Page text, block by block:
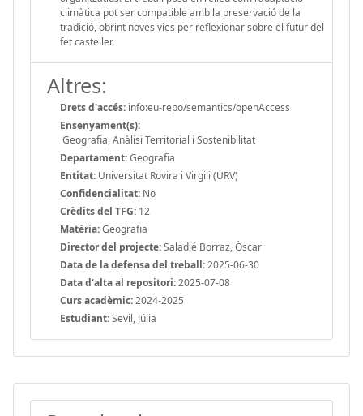
climàtica pot ser compatible amb la preservació de la
tradició, obrint noves vies per reflexionar sobre el futur del
fet casteller.
Altres:
Drets d'accés: info:eu-repo/semantics/openAccess
Ensenyament(s):
Geografia, Anàlisi Territorial i Sostenibilitat
Departament:Geografia
Entitat: Universitat Rovira i Virgili (URV)
Confidencialitat: No
Crèdits del TFG: 12
Matèria:Geografia
Director del projecte:Saladié Borraz, Òscar
Data de la defensa del treball:2025-06-30
Data d'alta al repositori:2025-07-08
Curs acadèmic:2024-2025
Estudiant:Sevil, Júlia